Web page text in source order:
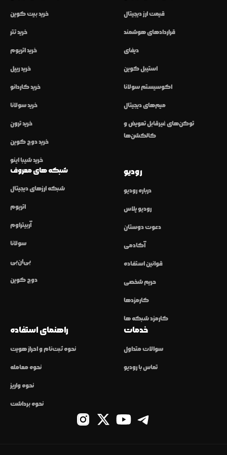
خرید بیت کوین
خرید تتر
خرید اتریوم
خرید ریپل
خرید کاردانو
خرید سولانا
خرید ترون
خرید دوج کوین
خرید شیبا اینو
قیمت ارز دیجیتال
قراردادهای هوشمند
دیفای
استیبل کوین
اکوسیستم سولانا
میم‌های دیجیتال
توکن‌های غیرقابل تعویض و
کالکشن‌ها
شبکه های معروف
شبکه ارزهای دیجیتال
اتریوم
آربیتراوم
سولانا
بی‌ان‌بی
دوج کوین
رودیو
درباره رودیو
رودیو پلاس
دعوت دوستان
آکادمی
قوانین استفاده
حریم شخصی
کارمزدها
کارمزد شبکه ها
راهنمای استفاده
نحوه ثبت‌نام و احراز هویت
نحوه معامله
نحوه واریز
نحوه برداشت
خدمات
سوالات متداول
تماس با رودیو